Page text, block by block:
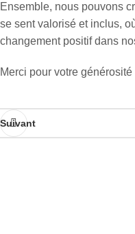
Ensemble, nous pouvons
se sent valorisé et inclus,
changement positif dans
Merci pour votre
Suivant